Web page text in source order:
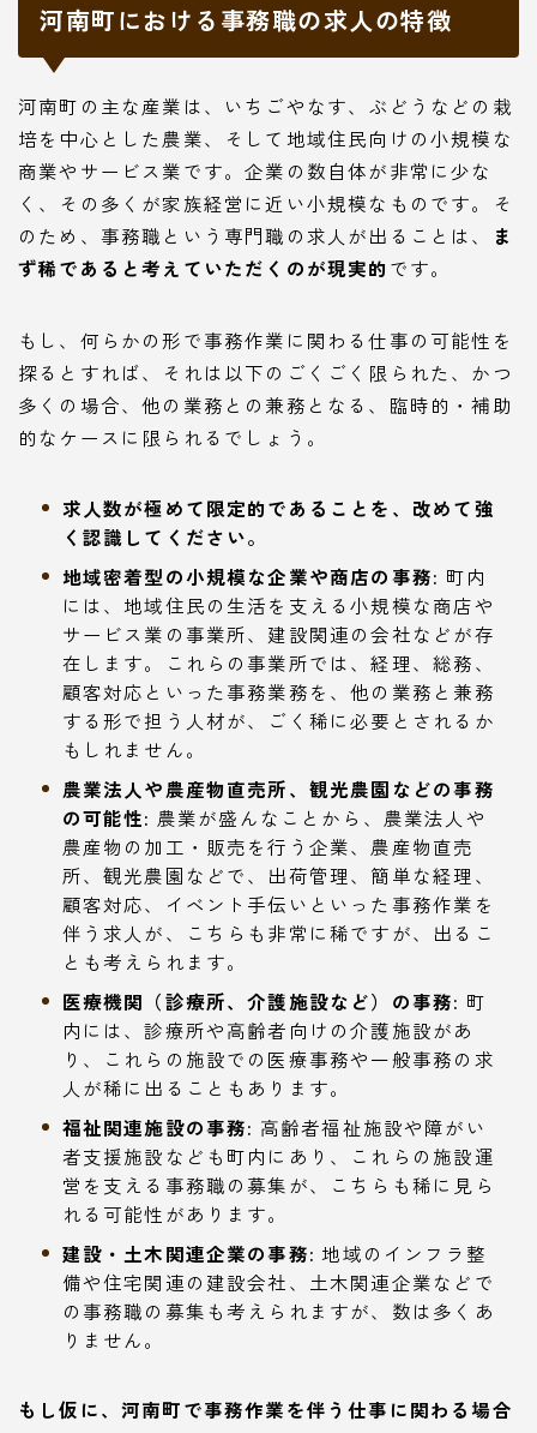
河南町における事務職の求人の特徴
河南町の主な産業は、いちごやなす、ぶどうなどの栽
培を中心とした農業、そして地域住民向けの小規模な
商業やサービス業です。企業の数自体が非常に少な
く、その多くが家族経営に近い小規模なものです。そ
のため、事務職という専門職の求人が出ることは、
ま
ず稀であると考えていただくのが現実的 です。
もし、何らかの形で事務作業に関わる仕事の可能性を
探るとすれば、それは以下のごくごく限られた、かつ
多くの場合、他の業務との兼務となる、臨時的・補助
的なケースに限られるでしょう。
求人数が極めて限定的であることを、改めて強
く認識してください。
地域密着型の小規模な企業や商店の事務: 町内
には、地域住民の生活を支える小規模な商店や
サービス業の事業所、建設関連の会社などが存
在します。これらの事業所では、経理、総務、
顧客対応といった事務業務を、他の業務と兼務
する形で担う人材が、ごく稀に必要とされるか
もしれません。
農業法人や農産物直売所、観光農園などの事務
の可能性: 農業が盛んなことから、農業法人や
農産物の加工・販売を行う企業、農産物直売
所、観光農園などで、出荷管理、簡単な経理、
顧客対応、イベント手伝いといった事務作業を
伴う求人が、こちらも非常に稀ですが、出るこ
とも考えられます。
医療機関（診療所、介護施設など）の事務: 町
内には、診療所や高齢者向けの介護施設があ
り、これらの施設での医療事務や一般事務の求
人が稀に出ることもあります。
福祉関連施設の事務: 高齢者福祉施設や障がい
者支援施設なども町内にあり、これらの施設運
営を支える事務職の募集が、こちらも稀に見ら
れる可能性があります。
建設・土木関連企業の事務: 地域のインフラ整
備や住宅関連の建設会社、土木関連企業などで
の事務職の募集も考えられますが、数は多くあ
りません。
もし仮に、河南町で事務作業を伴う仕事に関わる場合